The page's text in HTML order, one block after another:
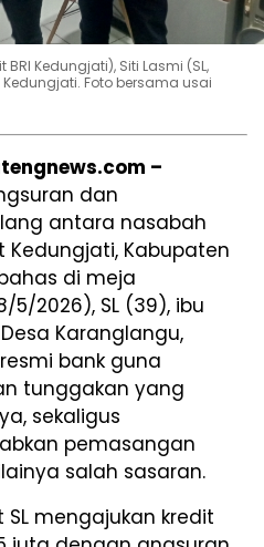
BRI Kedungjati), Siti Lasmi (SL,
Kedungjati. Foto bersama usai
–
dan
antara nasabah
Kedungjati, Kabupaten
di meja
2026), SL (39), ibu
Karanglangu,
bank guna
tunggakan yang
sekaligus
pemasangan
salah sasaran.
mengajukan kredit